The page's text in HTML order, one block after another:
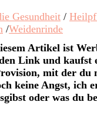
Gesundheit /
/Weidenrinde
Artikel ist
Link und kaufst
mit der du
keine Angst, ich
oder was du